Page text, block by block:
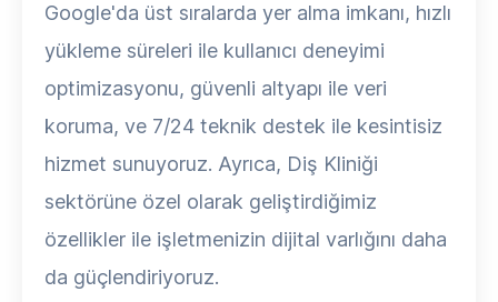
Google'da üst sıralarda yer alma imkanı, hızlı
yükleme süreleri ile kullanıcı deneyimi
optimizasyonu, güvenli altyapı ile veri
koruma, ve 7/24 teknik destek ile kesintisiz
hizmet sunuyoruz. Ayrıca, Diş Kliniği
sektörüne özel olarak geliştirdiğimiz
özellikler ile işletmenizin dijital varlığını daha
da güçlendiriyoruz.